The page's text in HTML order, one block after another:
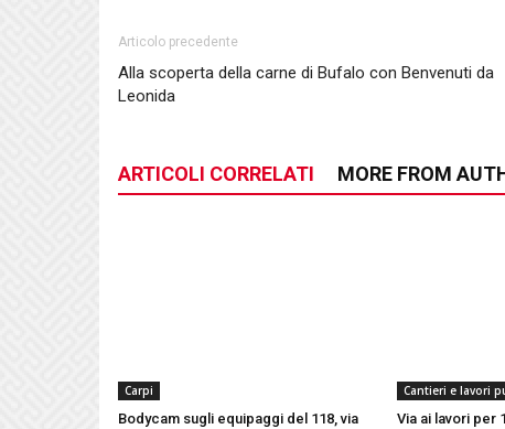
Articolo precedente
Alla scoperta della carne di Bufalo con Benvenuti da
Leonida
ARTICOLI CORRELATI MORE FROM
Carpi
Bodycam sugli equipaggi del 118, via
Cantieri e lavori
Via ai lavori per